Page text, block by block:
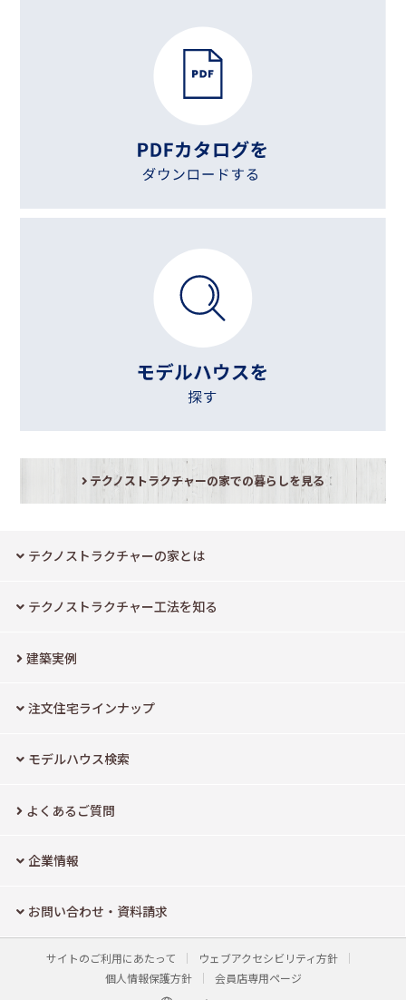
テクノストラクチャーの家での暮らしを見る
テクノストラクチャーの家とは
テクノストラクチャー工法を知る
建築実例
注文住宅ラインナップ
モデルハウス検索
よくあるご質問
企業情報
お問い合わせ・資料請求
サイトのご利用にあたって
ウェブアクセシビリティ方針
個人情報保護方針
会員店専用ページ